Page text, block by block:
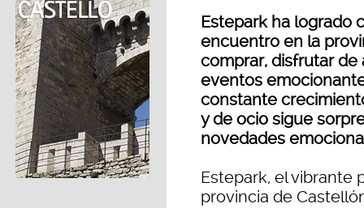
Estepark ha logrado
encuentro en la
comprar, disfrutar de
eventos
constante
y de ocio sigue
novedades
Estepark, el vibrante
provincia de